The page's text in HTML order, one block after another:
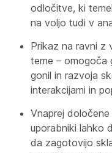
odločitve, ki
na voljo tudi v
Prikaz na ravni z
teme – omogoča
gonil in razvoja
interakcijami in
Vnaprej
uporabniki lahko
da zagotovijo